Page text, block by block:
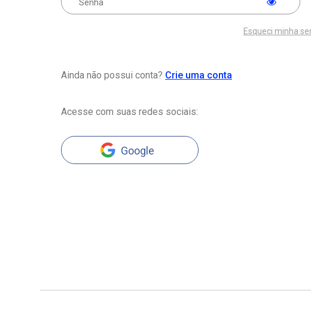
Esqueci minha
Ainda não possui conta? Crie uma conta
Acesse com suas redes sociais:
Google